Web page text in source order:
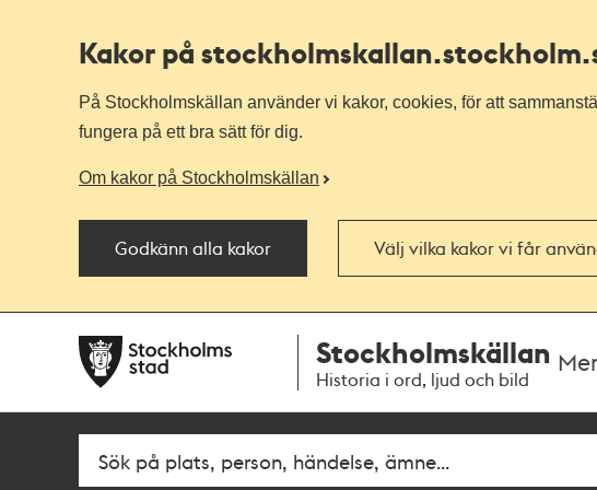
Kakor på stockholmskallan
På Stockholmskällan använder vi kakor, cookies, för att
fungera på ett bra sätt för dig.
Om kakor på Stockholmskällan
Godkänn alla kakor Välj vilka kakor vi får
navigationen
huvudinnehållet
Stockholmskällan
Historia i ord, ljud och bild
Fritextsök